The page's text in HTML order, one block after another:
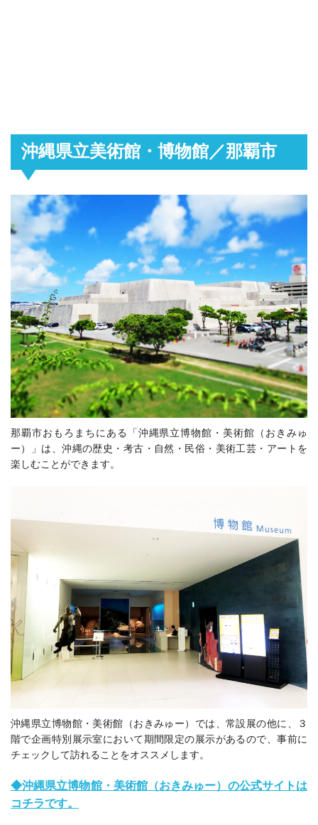
沖縄県立美術館・博物館／那覇市
那覇市おもろまちにある「沖縄県立博物館・美術館（おきみゅ
ー）」は、沖縄の歴史・考古・自然・民俗・美術工芸・アートを
楽しむことができます。
沖縄県立博物館・美術館（おきみゅー）では、常設展の他に、３
階で企画特別展示室において期間限定の展示があるので、事前に
チェックして訪れることをオススメします。
◆沖縄県立博物館・美術館（おきみゅー）の公式サイトは
コチラです。